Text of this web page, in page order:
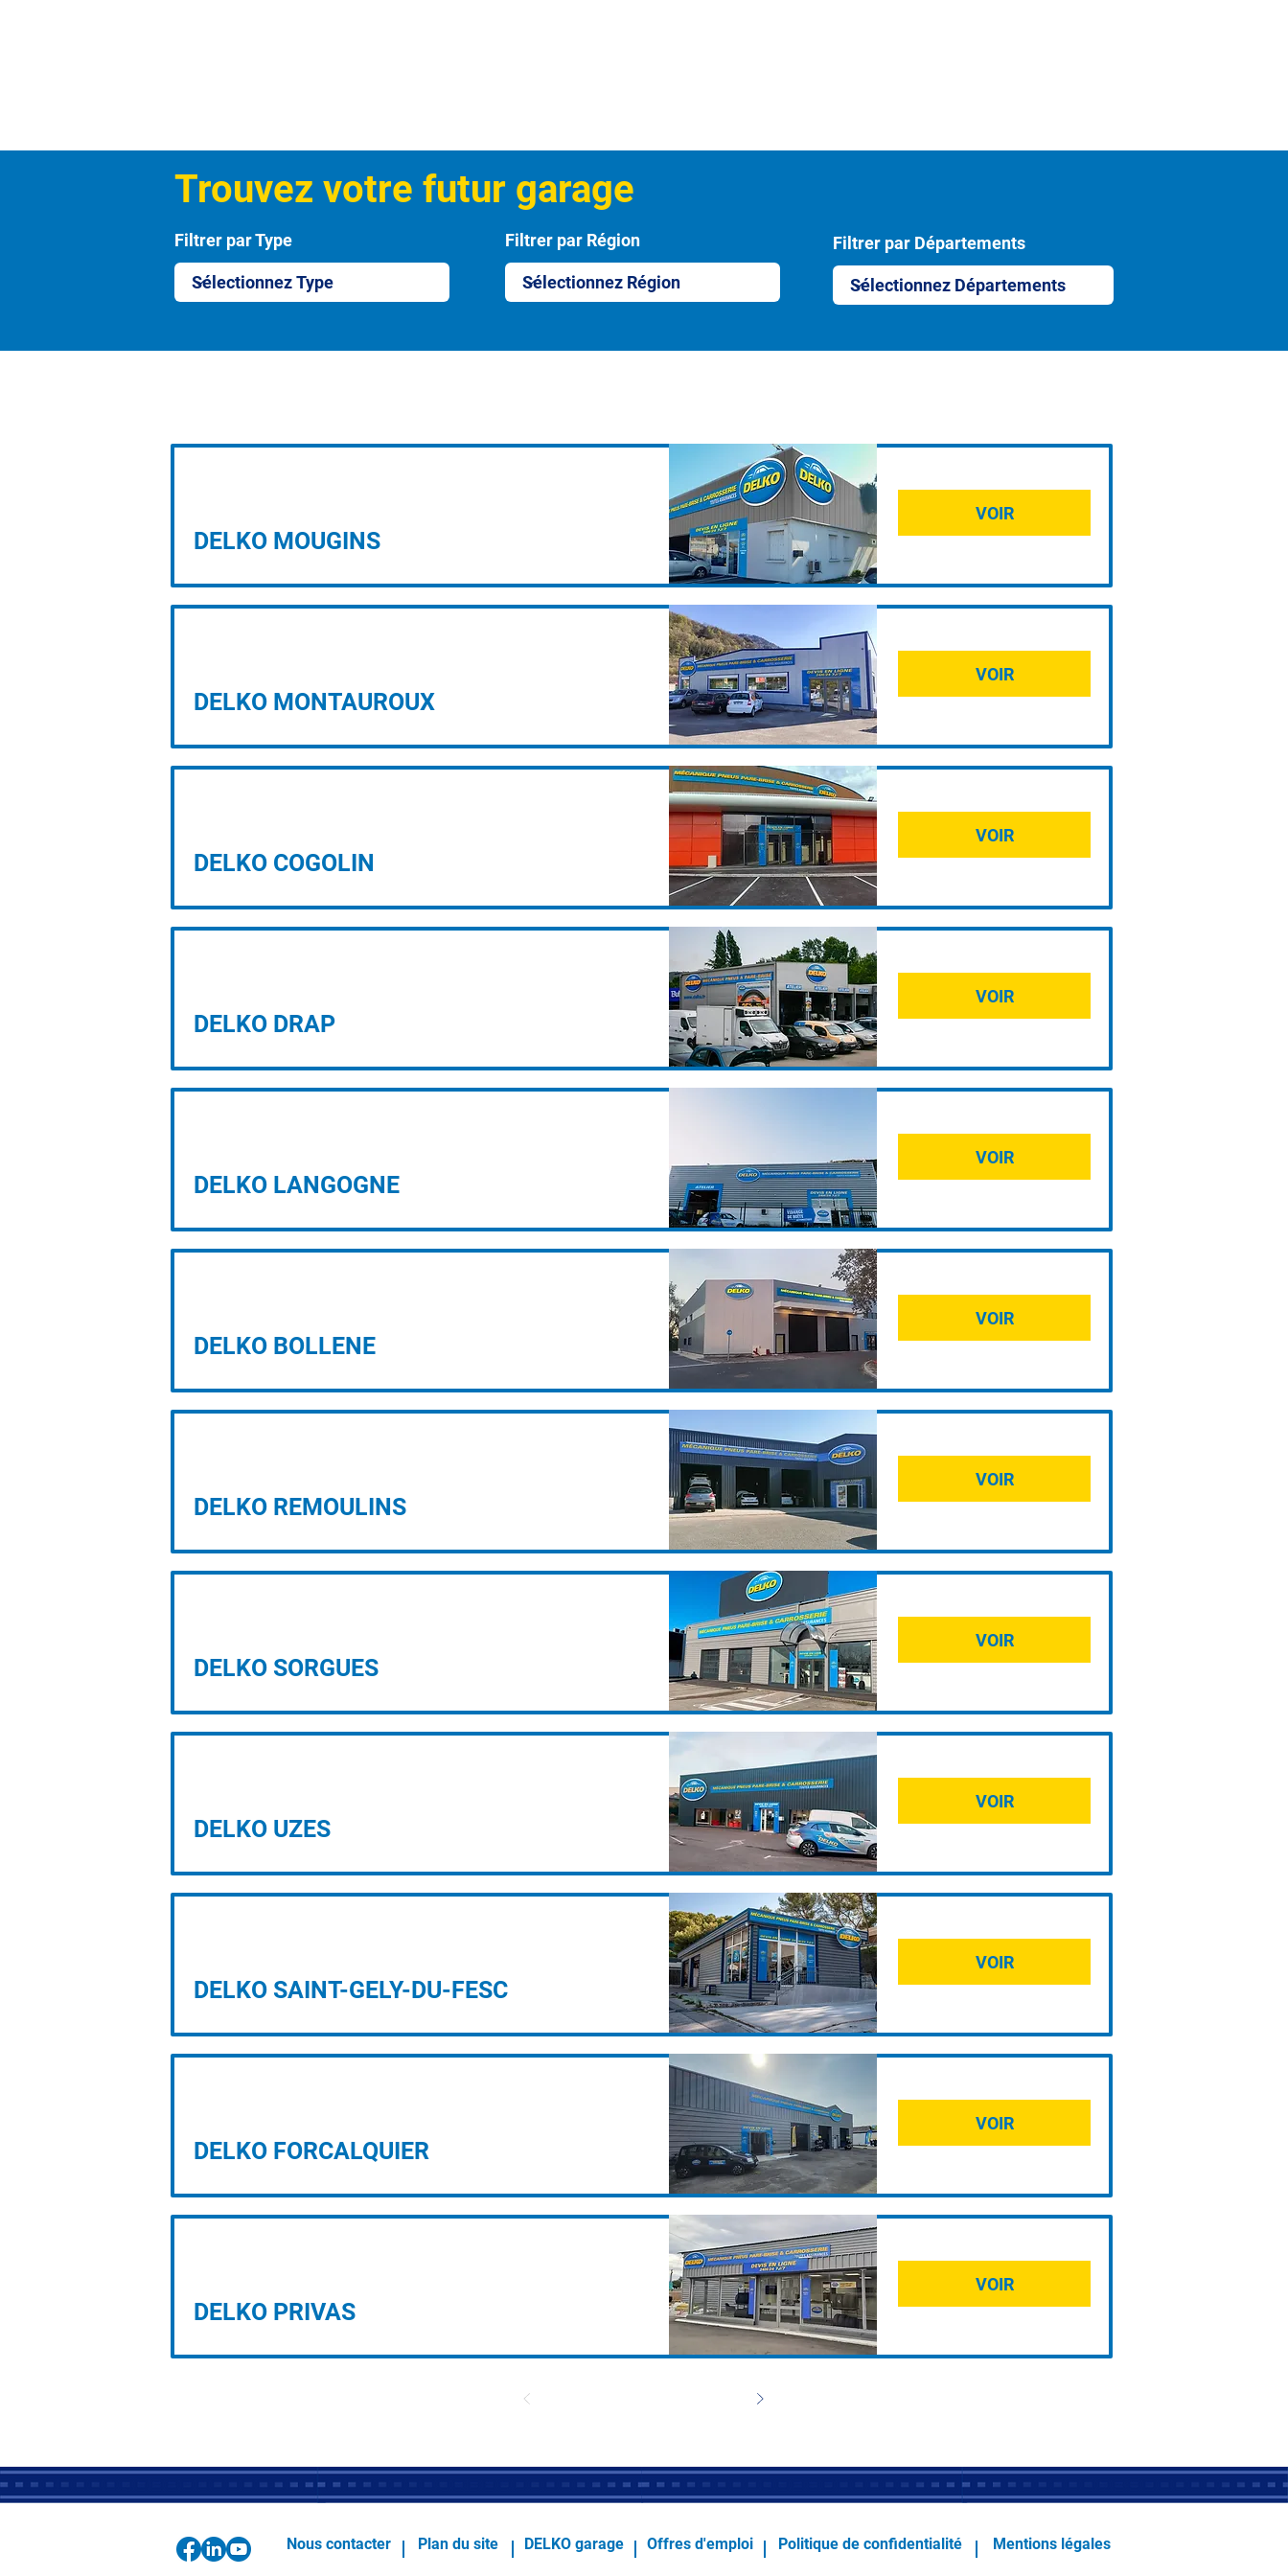
Trouvez votre futur garage
Filtrer par Type Filtrer par Région Filtrer par Départements
Vous ne trouvez pas votre bonheur ?
CONTACTEZ-NOUS
DELKO MOUGINS
VOIR
DELKO MONTAUROUX
VOIR
DELKO COGOLIN
VOIR
DELKO DRAP
VOIR
DELKO LANGOGNE
VOIR
DELKO BOLLENE
VOIR
DELKO REMOULINS
VOIR
DELKO SORGUES
VOIR
DELKO UZES
VOIR
DELKO SAINT-GELY-DU-FESC
VOIR
DELKO FORCALQUIER
VOIR
DELKO PRIVAS
VOIR
Nous contacter Plan du site DELKO garage Offres d'emploi Politique de confidentialité Mentions légales